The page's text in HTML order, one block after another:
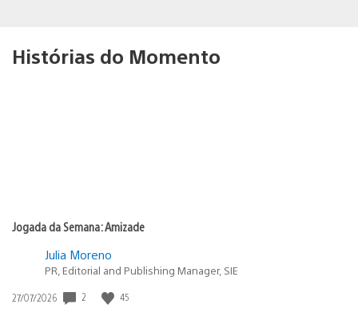
Histórias do Momento
Jogada da Semana: Amizade
Julia Moreno
PR, Editorial and Publishing Manager, SIE
Data
27/07/2026 2 45